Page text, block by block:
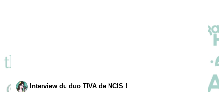
Interview du duo TIVA de NCIS !